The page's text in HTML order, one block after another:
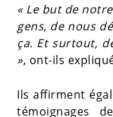
« Le but de
gens, de nous
ça. Et surtout,
», ont-ils
Ils affirment
témoignages